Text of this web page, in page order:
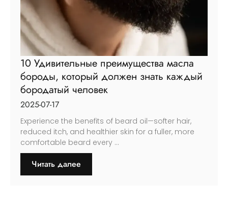
10 Удивительные преимущества масла
бороды, который должен знать каждый
бородатый человек
2025-07-17
Experience the benefits of beard oil—softer hair,
reduced itch, and healthier skin for a fuller, more
comfortable beard every ...
Читать далее